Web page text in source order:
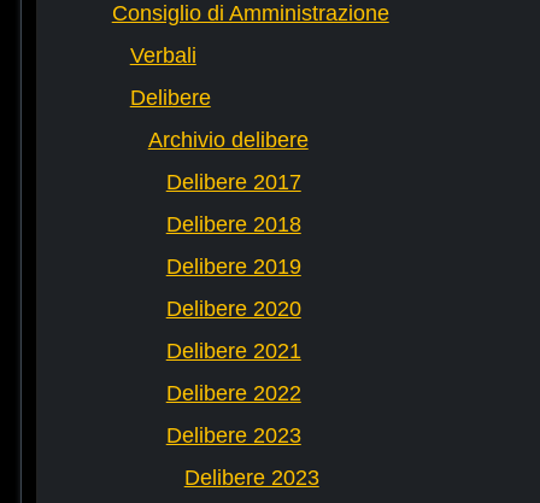
Consiglio di Amministrazione
Verbali
Delibere
Archivio delibere
Delibere 2017
Delibere 2018
Delibere 2019
Delibere 2020
Delibere 2021
Delibere 2022
Delibere 2023
Delibere 2023